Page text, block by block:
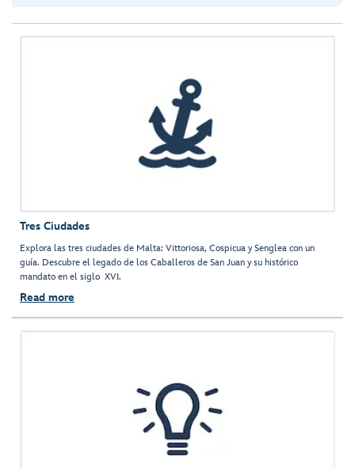
Tres Ciudades
Explora las tres ciudades de Malta: Vittoriosa, Cospicua y Senglea con un
guía. Descubre el legado de los Caballeros de San Juan y su histórico
mandato en el siglo XVI.
Read more